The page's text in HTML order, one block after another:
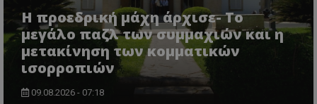
Η προεδρική μάχη άρχισε- Το
μεγάλο παζλ των συμμαχιών και η
μετακίνηση των κομματικών
ισορροπιών
09.08.2026 - 07:18